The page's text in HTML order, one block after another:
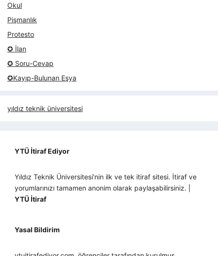
Okul
Pişmanlık
Protesto
✪ İlan
✪ Soru-Cevap
✪Kayıp-Bulunan Eşya
yıldız teknik üniversitesi
YTÜ İtiraf Ediyor
Yıldız Teknik Üniversitesi'nin ilk ve tek itiraf sitesi. İtiraf ve
yorumlarınızı tamamen anonim olarak paylaşabilirsiniz. |
YTÜ İtiraf
Yasal Bildirim